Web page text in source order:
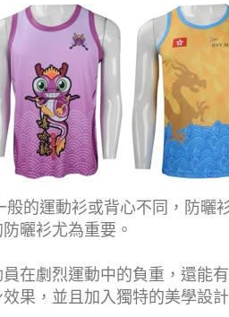
的運動衫或背心不同，防曬
曬衫尤為重要。
在劇烈運動中的負重，還能
果，並且加入獨特的美學設